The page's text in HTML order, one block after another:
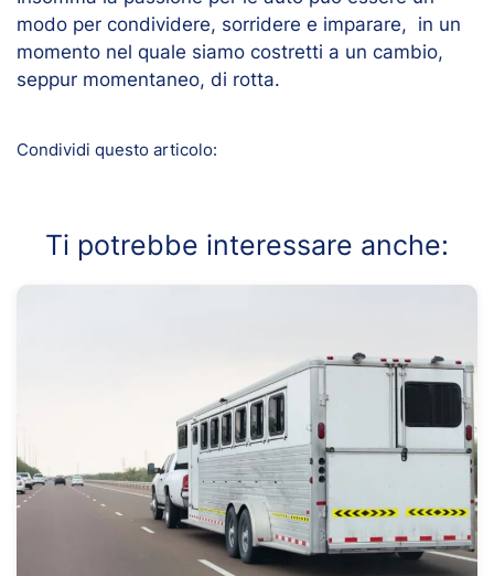
modo per condividere, sorridere e imparare, in un
momento nel quale siamo costretti a un cambio,
seppur momentaneo, di rotta.
Condividi questo articolo:
Ti potrebbe interessare anche: